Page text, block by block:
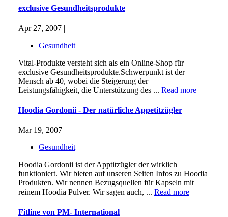
exclusive Gesundheitsprodukte
Apr 27, 2007 |
Gesundheit
Vital-Produkte versteht sich als ein Online-Shop für
exclusive Gesundheitsprodukte.Schwerpunkt ist der
Mensch ab 40, wobei die Steigerung der
Leistungsfähigkeit, die Unterstützung des ... Read more
Hoodia Gordonii - Der natürliche Appetitzügler
Mar 19, 2007 |
Gesundheit
Hoodia Gordonii ist der Apptitzügler der wirklich
funktioniert. Wir bieten auf unseren Seiten Infos zu Hoodia
Produkten. Wir nennen Bezugsquellen für Kapseln mit
reinem Hoodia Pulver. Wir sagen auch, ... Read more
Fitline von PM- International